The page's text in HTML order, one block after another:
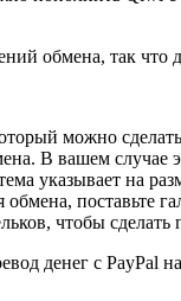
обмена, так
можно
В вашем случае
указывает на
поставьте
чтобы сделать
денег с PayPal